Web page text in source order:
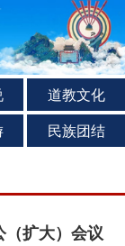
道教文化
民族团结
（扩大）会议